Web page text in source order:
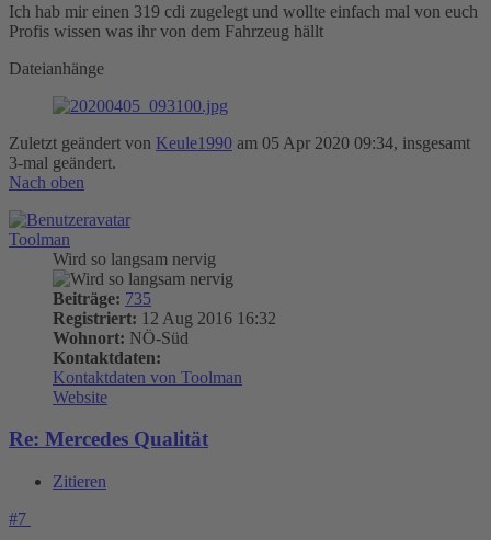
Ich hab mir einen 319 cdi zugelegt und wollte einfach mal von euch
Profis wissen was ihr von dem Fahrzeug hällt
Dateianhänge
Zuletzt geändert von Keule1990 am 05 Apr 2020 09:34, insgesamt
3-mal geändert.
Nach oben
Toolman
Wird so langsam nervig
Beiträge: 735
Registriert: 12 Aug 2016 16:32
Wohnort: NÖ-Süd
Kontaktdaten:
Kontaktdaten von Toolman
Website
Re: Mercedes Qualität
Zitieren
#7